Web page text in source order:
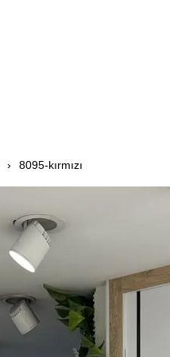
8095-kırmızı